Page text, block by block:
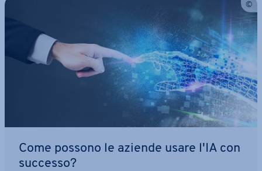
Come possono le aziende usare l'IA con
successo?